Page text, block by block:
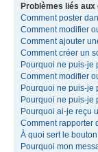
Problèmes liés aux
Comment poster
Comment modifier
Comment ajouter
Comment créer un
Pourquoi ne puis-je
Comment modifier
Pourquoi ne puis-je
Pourquoi ne puis-je
Pourquoi ai-je reçu
Comment rapporter
À quoi sert le
Pourquoi mon